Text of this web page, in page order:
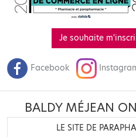
Je souhaite
Facebook
BALDY MÉJEAN
LE SITE DE